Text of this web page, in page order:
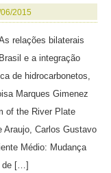
2015
relações bilaterais
e a integração
de hidrocarbonetos,
Marques Gimenez
of the River Plate
Araujo, Carlos Gustavo
Médio: Mudança
de […]